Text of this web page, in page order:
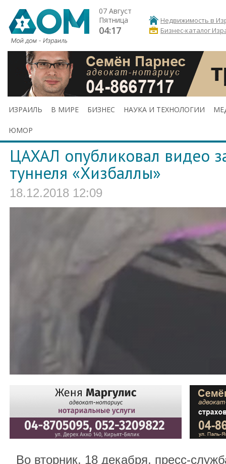
07 Август
Пятница
04:17
Недвижимость в
Бизнес-каталог
ИЗРАИЛЬ В МИРЕ БИЗНЕС НАУКА И ТЕХНОЛОГИИ
ЮМОР
ЦАХАЛ опубликовал видео
туннеля «Хизбаллы»
18.12.2018 12:09
Во вторник, 18 декабря, пресс-